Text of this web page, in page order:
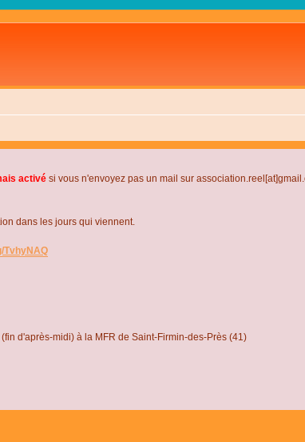
activé si vous n'envoyez pas un mail sur
dans les jours qui viennent.
TvhyNAQ
d'après-midi) à la MFR de Saint-Firmin-des-Près (41)